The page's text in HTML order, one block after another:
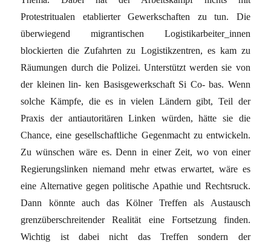
Protestritualen etablierter Gewerkschaften zu tun. Die
überwiegend migrantischen Logistikarbeiter_innen
blockierten die Zufahrten zu Logistikzentren, es kam zu
Räumungen durch die Polizei. Unterstützt werden sie von
der kleinen lin- ken Basisgewerkschaft Si Co- bas. Wenn
solche Kämpfe, die es in vielen Ländern gibt, Teil der
Praxis der antiautoritären Linken würden, hätte sie die
Chance, eine gesellschaftliche Gegenmacht zu entwickeln.
Zu wünschen wäre es. Denn in einer Zeit, wo von einer
Regierungslinken niemand mehr etwas erwartet, wäre es
eine Alternative gegen politische Apathie und Rechtsruck.
Dann könnte auch das Kölner Treffen als Austausch
grenzüberschreitender Realität eine Fortsetzung finden.
Wichtig ist dabei nicht das Treffen sondern der